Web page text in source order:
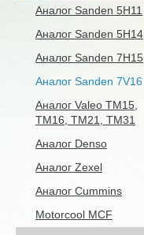
Аналог Sanden 5H11
Аналог Sanden 5H14
Аналог Sanden 7H15
Аналог Sanden 7V16
Аналог Valeo ТМ15,
TM16, TM21, ТМ31
Аналог Denso
Аналог Zexel
Аналог Cummins
Motorcool MCF